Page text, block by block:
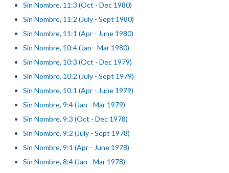
Sin Nombre, 11:3 (Oct - Dec 1980)
Sin Nombre, 11:2 (July - Sept 1980)
Sin Nombre, 11:1 (Apr - June 1980)
Sin Nombre, 10:4 (Jan - Mar 1980)
Sin Nombre, 10:3 (Oct - Dec 1979)
Sin Nombre, 10:2 (July - Sept 1979)
Sin Nombre, 10:1 (Apr - June 1979)
Sin Nombre, 9:4 (Jan - Mar 1979)
Sin Nombre, 9:3 (Oct - Dec 1978)
Sin Nombre, 9:2 (July - Sept 1978)
Sin Nombre, 9:1 (Apr - June 1978)
Sin Nombre, 8:4 (Jan - Mar 1978)